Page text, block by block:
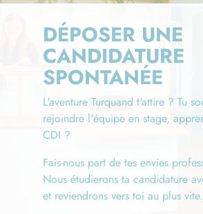
DÉPOSER UNE
CANDIDATURE
SPONTANÉE
L'aventure Turquand t'attire ? Tu
rejoindre l'équipe en stage,
CDI ?
Fais-nous part de tes envies
Nous étudierons ta candidature
et reviendrons vers toi au plus vite.